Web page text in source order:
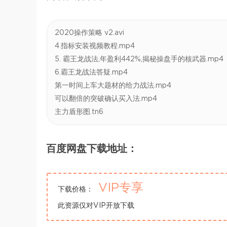
2020操作策略 v2.avi
4.指标安装视频教程.mp4
5. 霸王龙战法,年盈利442%,揭秘操盘手的核武器.mp4
6.霸王龙战法答疑.mp4
第一时间上车大题材的给力战法.mp4
可以翻倍的突破确认买入法.mp4
主力盾形图.tn6
百度网盘下载地址：
下载价格： VIP专享
此资源仅对VIP开放下载